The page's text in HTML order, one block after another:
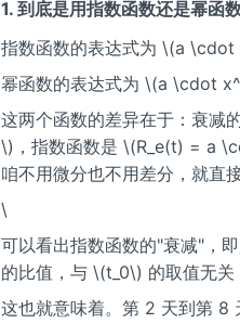
1. 到底是用指数函数还是幂函
指数函数的表达式为 \(a
幂函数的表达式为 \(a \cdot
这两个函数的差异在于：衰减
\)，指数函数是 \(R_e(t) = a
咱不用微分也不用差分，就
\
可以看出指数函数的"衰减"，
的比值，与 \(t_0\) 的取值无
这也就意味着。第 2 天到第 8